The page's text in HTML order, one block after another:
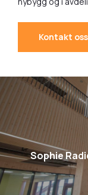
Kontakt oss
Sophie